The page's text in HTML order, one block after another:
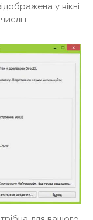
у вікні
і